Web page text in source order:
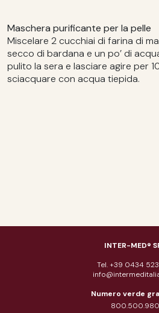
Maschera purificante per la pelle
Miscelare 2 cucchiai di farina di
secco di bardana e un po’ di
pulito la sera e lasciare agire per
sciacquare con acqua tiepida.
INTER-MED®
Tel. +39 0434
Numero verde
800.500.980